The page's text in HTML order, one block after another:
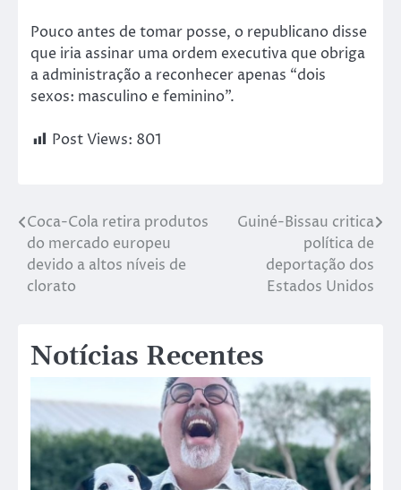
Pouco antes de tomar posse, o republicano disse
que iria assinar uma ordem executiva que obriga
a administração a reconhecer apenas “dois
sexos: masculino e feminino”.
Post Views: 801
Coca-Cola retira produtos
do mercado europeu
devido a altos níveis de
clorato
Guiné-Bissau critica
política de
deportação dos
Estados Unidos
Notícias Recentes